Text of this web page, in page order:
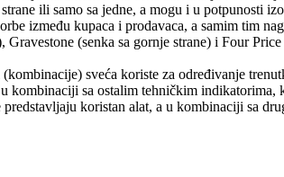
ili samo sa jedne, a mogu i u potpunosti
između kupaca i prodavaca, a samim tim
Gravestone (senka sa gornje strane) i Four
sveća koriste za određivanje
kombinaciji sa ostalim tehničkim
predstavljaju koristan alat, a u kombinaciji sa